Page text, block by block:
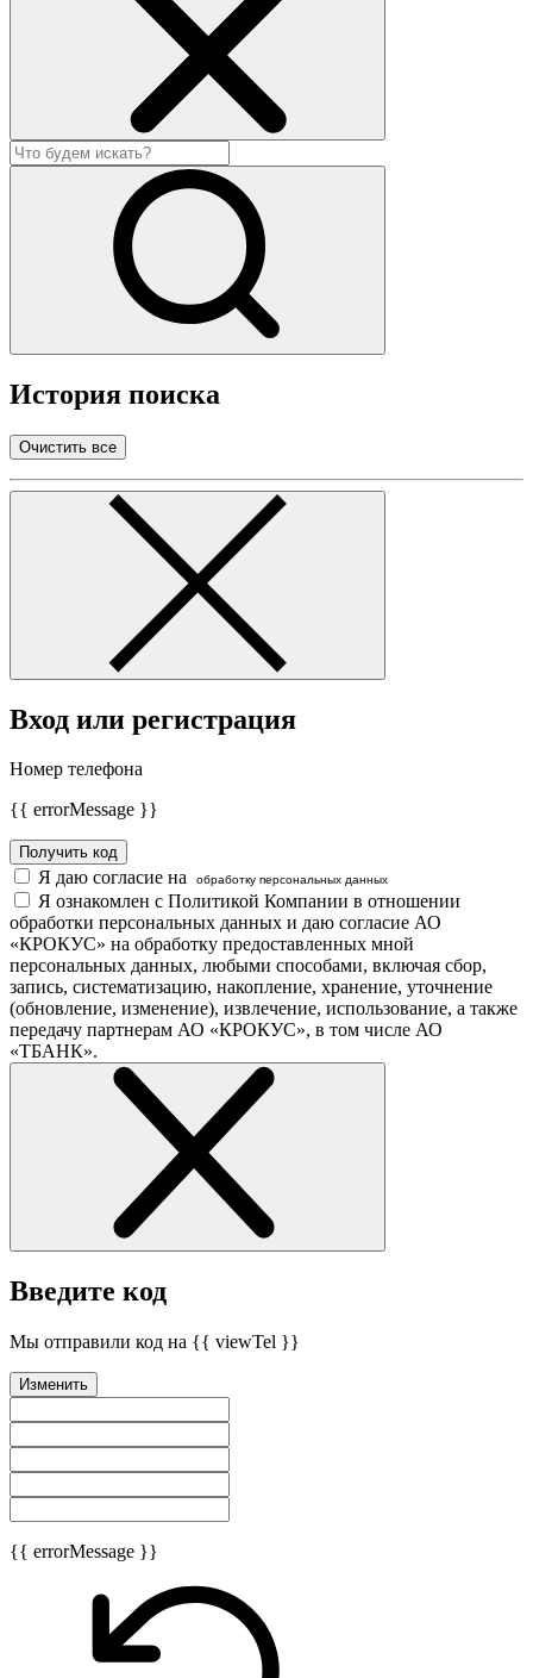
История поиска
Очистить все
Вход или регистрация
Номер телефона
{{ errorMessage }}
Получить код
Я даю согласие на обработку персональных данных
Я ознакомлен с Политикой Компании в отношении
обработки персональных данных и даю согласие АО
«КРОКУС» на обработку предоставленных мной
персональных данных, любыми способами, включая сбор,
запись, систематизацию, накопление, хранение, уточнение
(обновление, изменение), извлечение, использование, а также
передачу партнерам АО «КРОКУС», в том числе АО
«ТБАНК».
Введите код
Мы отправили код на {{ viewTel }}
Изменить
{{ errorMessage }}